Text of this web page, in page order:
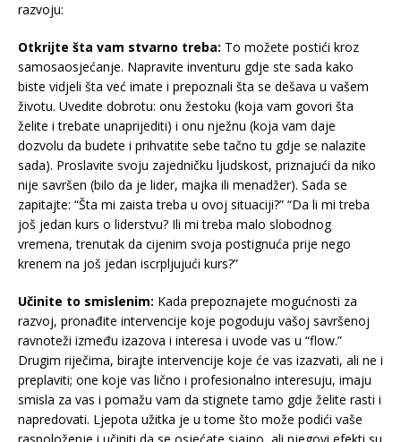
razvoju:
Otkrijte šta vam stvarno treba: To možete postići kroz
samosaosjećanje. Napravite inventuru gdje ste sada kako
biste vidjeli šta već imate i prepoznali šta se dešava u vašem
životu. Uvedite dobrotu: onu žestoku (koja vam govori šta
želite i trebate unaprijediti) i onu nježnu (koja vam daje
dozvolu da budete i prihvatite sebe tačno tu gdje se nalazite
sada). Proslavite svoju zajedničku ljudskost, priznajući da niko
nije savršen (bilo da je lider, majka ili menadžer). Sada se
zapitajte: “Šta mi zaista treba u ovoj situaciji?” “Da li mi treba
još jedan kurs o liderstvu? Ili mi treba malo slobodnog
vremena, trenutak da cijenim svoja postignuća prije nego
krenem na još jedan iscrpljujući kurs?”
Učinite to smislenim: Kada prepoznajete mogućnosti za
razvoj, pronađite intervencije koje pogoduju vašoj savršenoj
ravnoteži između izazova i interesa i uvode vas u “flow.”
Drugim riječima, birajte intervencije koje će vas izazvati, ali ne i
preplaviti; one koje vas lično i profesionalno interesuju, imaju
smisla za vas i pomažu vam da stignete tamo gdje želite rasti i
napredovati. Ljepota užitka je u tome što može podići vaše